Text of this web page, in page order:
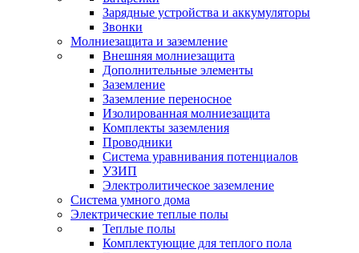
Зарядные устройства и аккумуляторы
Звонки
Молниезащита и заземление
Внешняя молниезащита
Дополнительные элементы
Заземление
Заземление переносное
Изолированная молниезащита
Комплекты заземления
Проводники
Система уравнивания потенциалов
УЗИП
Электролитическое заземление
Система умного дома
Электрические теплые полы
Теплые полы
Комплектующие для теплого пола